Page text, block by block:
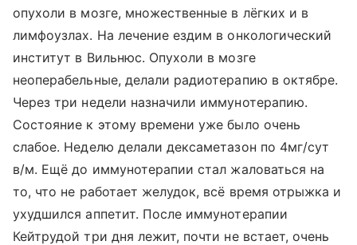
опухоли в мозге, множественные в лёгких и в
лимфоузлах. На лечение ездим в онкологический
институт в Вильнюс. Опухоли в мозге
неоперабельные, делали радиотерапию в октябре.
Через три недели назначили иммунотерапию.
Состояние к этому времени уже было очень
слабое. Неделю делали дексаметазон по 4мг/сут
в/м. Ещё до иммунотерапии стал жаловаться на
то, что не работает желудок, всё время отрыжка и
ухудшился аппетит. После иммунотерапии
Кейтрудой три дня лежит, почти не встает, очень